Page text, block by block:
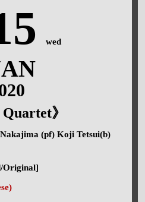
wed
》
(pf) Koji Tetsui(b)
Original]